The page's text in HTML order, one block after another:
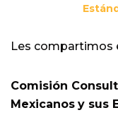
Les compartimos
Comisión
Mexicanos y sus